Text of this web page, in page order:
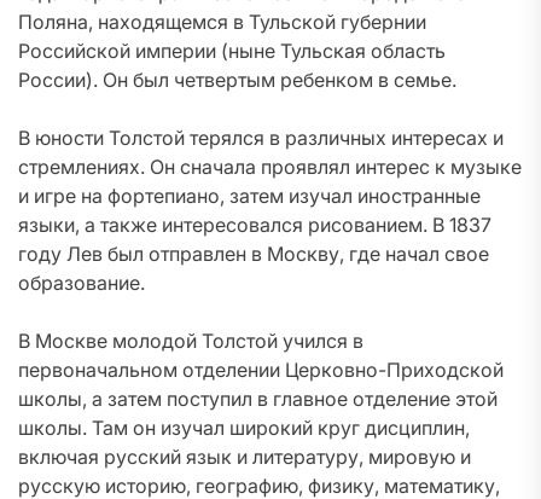
Поляна, находящемся в Тульской губернии
Российской империи (ныне Тульская область
России). Он был четвертым ребенком в семье.
В юности Толстой терялся в различных интересах и
стремлениях. Он сначала проявлял интерес к музыке
и игре на фортепиано, затем изучал иностранные
языки, а также интересовался рисованием. В 1837
году Лев был отправлен в Москву, где начал свое
образование.
В Москве молодой Толстой учился в
первоначальном отделении Церковно-Приходской
школы, а затем поступил в главное отделение этой
школы. Там он изучал широкий круг дисциплин,
включая русский язык и литературу, мировую и
русскую историю, географию, физику, математику,